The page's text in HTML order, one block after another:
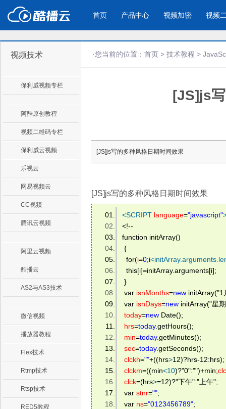
首页 产品中心
产品与新功能
防下载/防盗录/防录屏/防篡改
酷播云 | 企
免费稳定无
视频加密 视频
应用场景
企业宣传 产品宣传
通过视频来展示
个人网站
为个人网站、博客论坛，添加视频
工作汇报
视频技术
保利威视频专栏
阿酷原创教程
视频二维码专栏
保利威云视频
乐视云
网易视频云
CC视频
腾讯云视频
阿里云视频
酷播云
AS2与AS3技术
微信视频
播放器教程
Flex技术
Rtmp技术
Rtsp技术
RED5教程
·您当前的位置： 首页 > 技术教程 >
[JS]js
[JS]js写的多种风格日期时间效果
[JS]js写的多种风格日期时间效果
<SCRIPT language="javascript"
<!--
function initArray()
{
for(i=0;i<
this[i]=initArray.arguments[i];
}
var isnMonths=new initArray("1
var isnDays=new initArray("星
today=new Date();
hrs=today.getHours();
min=today.getMinutes();
sec=today.getSeconds();
clckh=""+((hrs>12)?hrs-12:hrs);
clckm=((min<10)?"0":"")+min;
clck=(hrs>=12)?"下午":"上午";
var stnr="";
var ns="0123456789";